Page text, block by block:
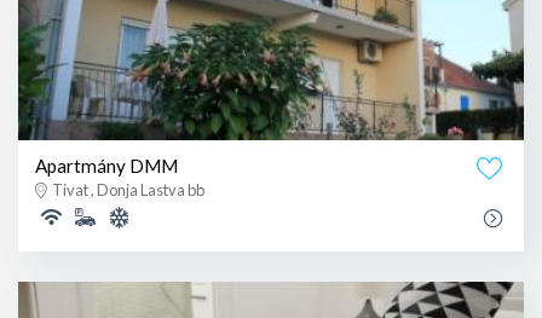
Apartmány DMM
Tivat , Donja Lastva bb